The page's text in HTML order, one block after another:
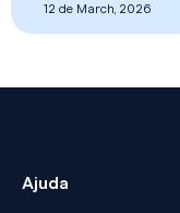
12 de March, 2026
Ajuda